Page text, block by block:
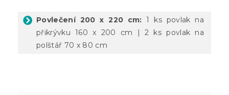
Povlečení 200 x 220 cm: 1 ks povlak na
přikrývku 160 x 200 cm | 2 ks povlak na
polštář 70 x 80 cm